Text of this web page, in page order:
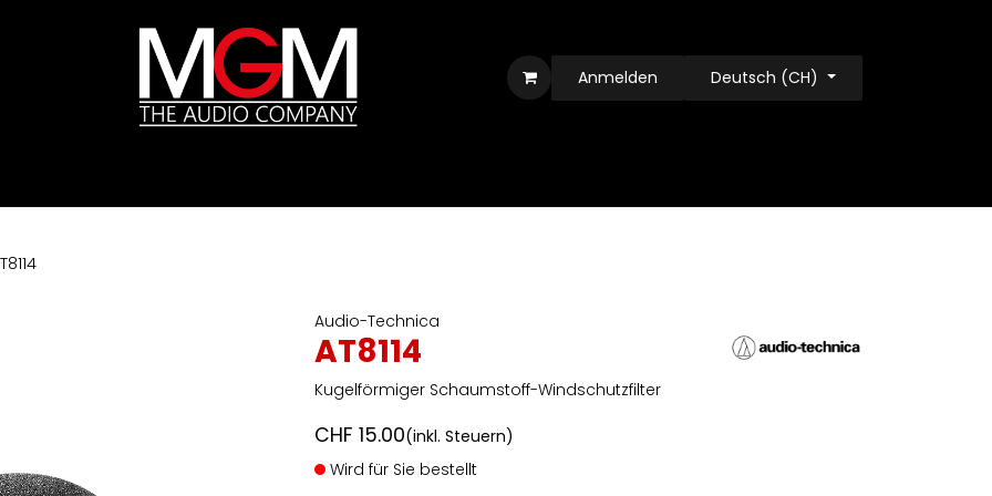
Anmelden Deutsch (CH)
Audio-Technica
AT8114
Kugelförmiger Schaumstoff-Windschutzfilter
CHF 15.00(inkl. Steuern)
Wird für Sie bestellt